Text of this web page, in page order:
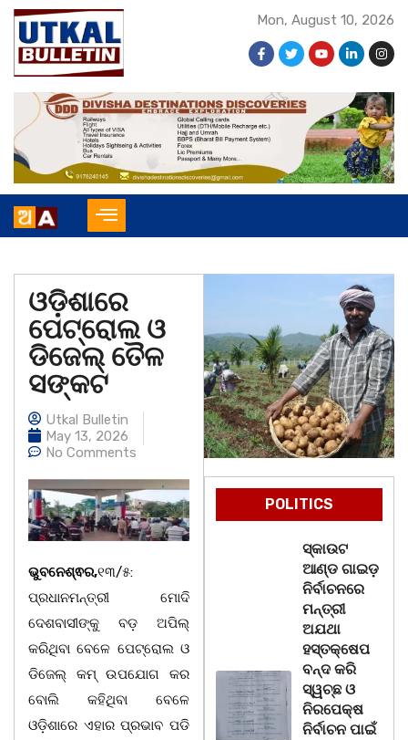
Mon, August 10, 2026
ଓଡ଼ିଶାରେ
ପେଟ୍ରୋଲ ଓ
ଡିଜେଲ୍‌ ତୈଳ
ସଙ୍କଟ
Utkal Bulletin
May 13, 2026
No Comments
ଭୁବନେଶ୍ଵର,୧୩/୫:
ପ୍ରଧାନମନ୍ତ୍ରୀ ମୋଦି
ଦେଶବାସୀଙ୍କୁ ବଡ଼ ଅପିଲ୍
କରିଥିବା ବେଳେ ପେଟ୍ରୋଲ ଓ
ଡିଜେଲ୍‌ କମ୍ ଉପଯୋଗ କର
ବୋଲି କହିଥିବା ବେଳେ
ଓଡ଼ିଶାରେ ଏହାର ପ୍ରଭାବ ପଡି
POLITICS
ସ୍କାଉଟ
ଆଣ୍ଡ ଗାଇଡ଼
ନିର୍ବାଚନରେ
ମନ୍ତ୍ରୀ
ଅଯଥା
ହସ୍ତକ୍ଷେପ
ବନ୍ଦ କରି
ସ୍ୱଚ୍ଛ ଓ
ନିରପେକ୍ଷ
ନିର୍ବାଚନ ପାଇଁ